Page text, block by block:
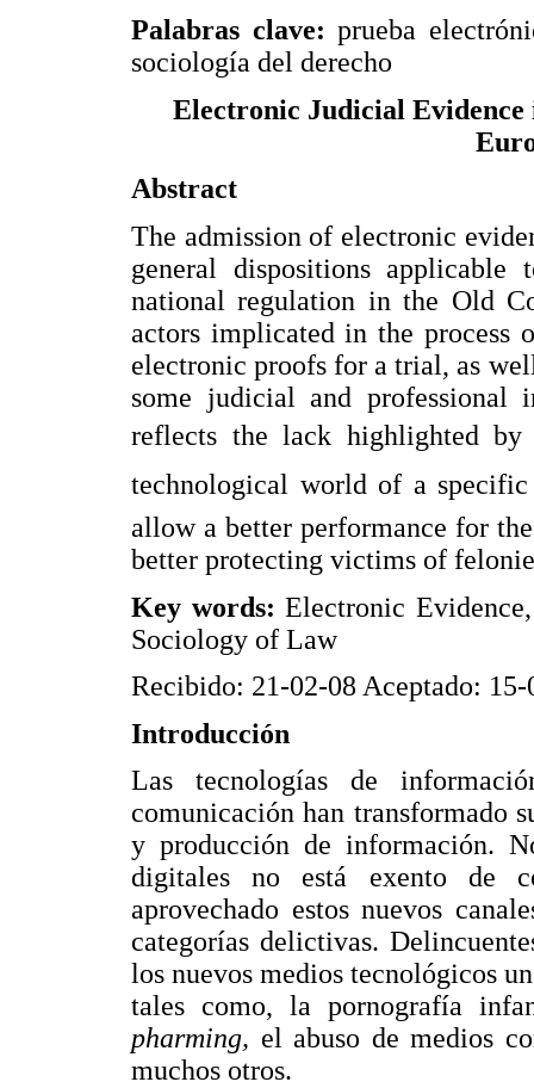
Palabras clave:prueba
sociología del derecho
Electronic Judicial
Abstract
The admission of electronic
general dispositions
national regulation in the Old
actors implicated in the process
electronic proofs for a trial, as
some judicial and professional
reflects the lack highlighted
technological world of a
allow a better performance for
better protecting victims of
Key words: Electronic
Sociology of Law
Recibido: 21-02-08 Aceptado: 15-
Introducción
Las tecnologías de
comunicación han transformado
y producción de información.
digitales no está exento de
aprovechado estos nuevos
categorías delictivas.
los nuevos medios tecnológicos
tales como, la pornografía
pharming, el abuso de medios
muchos otros.